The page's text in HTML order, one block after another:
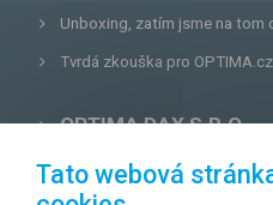
Unboxing, zatím jsme na tom
Tvrdá zkouška pro
OPTIMA DAX S.R.O.
Lazecká 46/3, 779 00Olomouc
Tato webová